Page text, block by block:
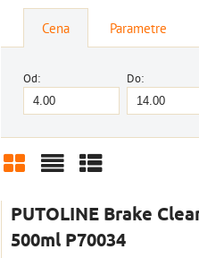
Cena Parametre
Od: Do:
Mriežka
PUTOLINE Brake
500ml P70034